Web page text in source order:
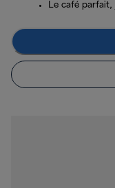
Le café parfait,